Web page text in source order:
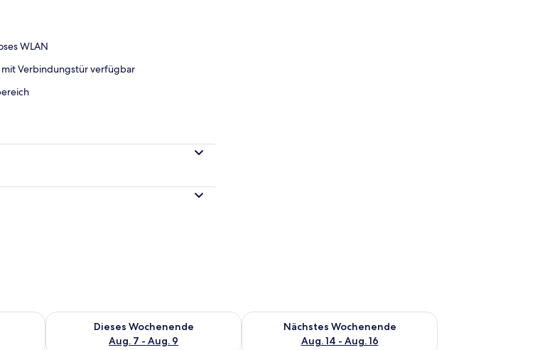
WLAN
Verbindungstür verfügbar
morgen, Aug. 8 - Aug. 9.
Dieses Wochenende
Aug. 7 - Aug. 9
Überprüfe die Verfügbarkeit für dieses Wochenende, Aug. 7 - Aug. 9.
Nächstes Wochenende
Aug. 14 - Aug. 16
Überprüfe die Verfügbarkeit für nächstes Wochenende, Aug.